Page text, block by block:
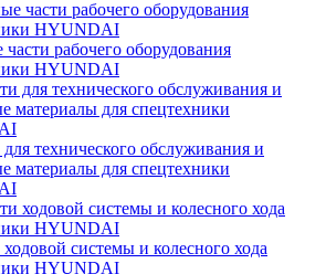
части рабочего оборудования
HYUNDAI
для технического обслуживания и
материалы для спецтехники
ходовой системы и колесного хода
HYUNDAI